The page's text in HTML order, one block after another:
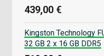
439,00 €
Kingston Technology
32 GB 2 x 16 GB DDR5